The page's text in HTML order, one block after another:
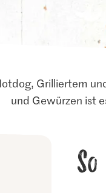
Grilliertem
und Gewürzen ist